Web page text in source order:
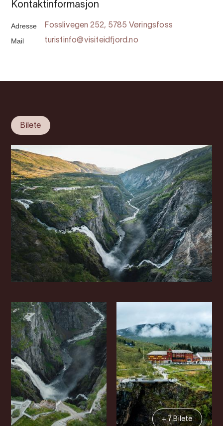
Kontaktinformasjon
Adresse Fosslivegen 252, 5785 Vøringsfoss
Mail turistinfo@visiteidfjord.no
Bilete
+ 7 Bilete